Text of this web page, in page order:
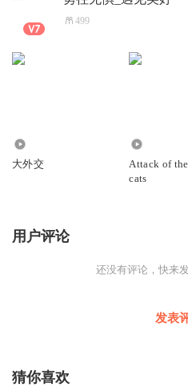
499
大外交
Attack of
cats
用户评论
还没有评论，快来
发表
猜你喜欢